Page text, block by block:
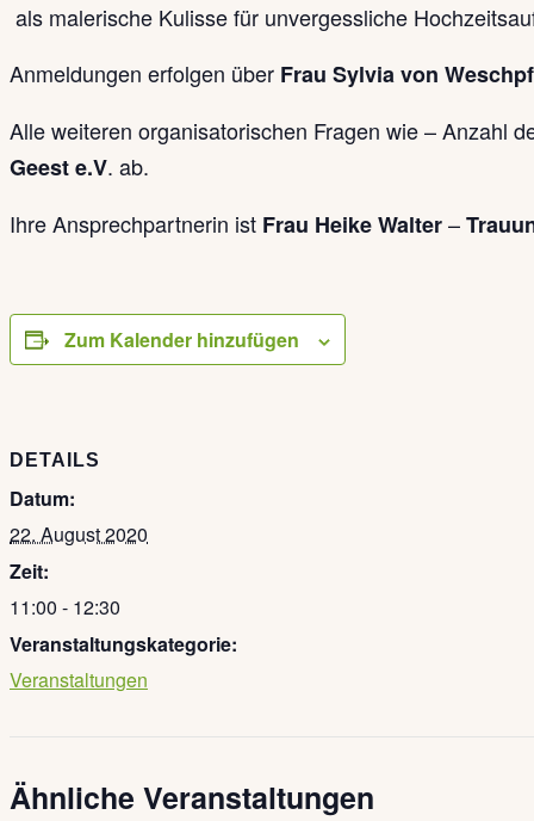
als malerische Kulisse für unvergessliche
Anmeldungen erfolgen über Frau Sylvia von
Alle weiteren organisatorischen Fragen wie – Anzahl
Geest e.V. ab.
Ihre Ansprechpartnerin ist Frau Heike Walter–
Zum Kalender hinzufügen
DETAILS
Datum:
22. August 2020
Zeit:
11:00 - 12:30
Veranstaltungskategorie:
Veranstaltungen
Ähnliche Veranstaltungen